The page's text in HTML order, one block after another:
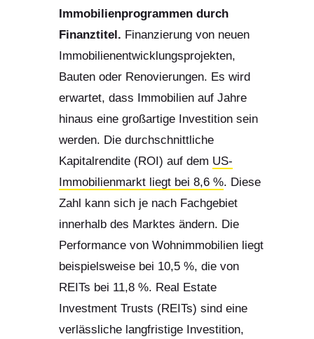
Immobilienprogrammen durch
Finanztitel. Finanzierung von neuen
Immobilienentwicklungsprojekten,
Bauten oder Renovierungen. Es wird
erwartet, dass Immobilien auf Jahre
hinaus eine großartige Investition sein
werden. Die durchschnittliche
Kapitalrendite (ROI) auf dem US-
Immobilienmarkt liegt bei 8,6 %. Diese
Zahl kann sich je nach Fachgebiet
innerhalb des Marktes ändern. Die
Performance von Wohnimmobilien liegt
beispielsweise bei 10,5 %, die von
REITs bei 11,8 %. Real Estate
Investment Trusts (REITs) sind eine
verlässliche langfristige Investition,